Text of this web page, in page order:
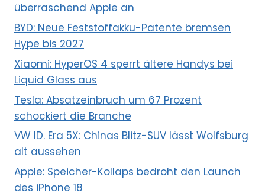
überraschend Apple an
BYD: Neue Feststoffakku-Patente bremsen
Hype bis 2027
Xiaomi: HyperOS 4 sperrt ältere Handys bei
Liquid Glass aus
Tesla: Absatzeinbruch um 67 Prozent
schockiert die Branche
VW ID. Era 5X: Chinas Blitz-SUV lässt Wolfsburg
alt aussehen
Apple: Speicher-Kollaps bedroht den Launch
des iPhone 18